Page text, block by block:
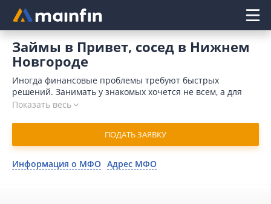
Главное меню
Займы в Привет, сосед в Нижнем
Новгороде
Иногда финансовые проблемы требуют быстрых
решений. Занимать у знакомых хочется не всем, а для
обращения в банк требуется время и значительный
послужить плохая кредитная история. Отличным
выходом является микрокредит в Привет, сосед онлайн в
Нижнем Новгороде. В 2026 году для отправления запроса
понадобится немного времени. Компания присылает
одобрение в течение 15 минут и совершает денежный
Показать весь
ПОДАТЬ ЗАЯВКУ
Информация о МФО Адрес МФО